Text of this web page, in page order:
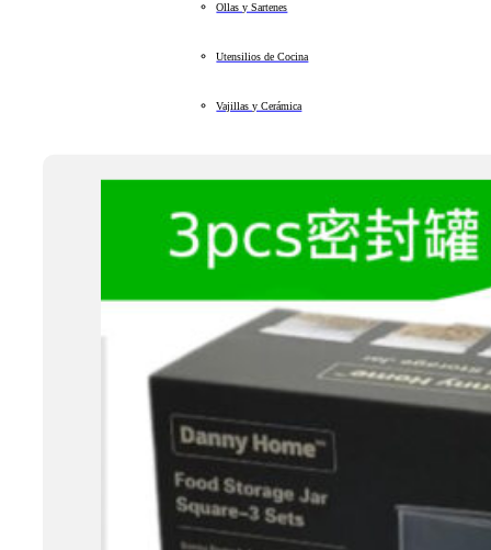
Ollas y Sartenes
Utensilios de Cocina
Vajillas y Cerámica